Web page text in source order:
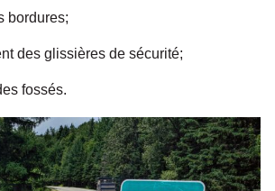
bordures;
des glissières de sécurité;
fossés.